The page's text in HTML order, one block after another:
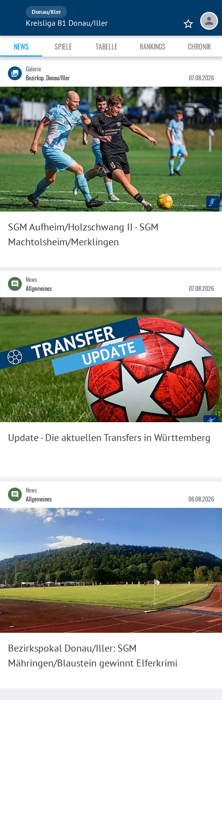
Donau/Iller
Kreisliga B1 Donau/Iller
NEWS SPIELE TABELLE RANKINGS CHRONIK
Galerie
Bezirksp. Donau/Iller
07.08.2026
SGM Aufheim/Holzschwang II - SGM
Machtolsheim/Merklingen
News
Allgemeines
07.08.2026
Update - Die aktuellen Transfers in Württemberg
News
Allgemeines
06.08.2026
Bezirkspokal Donau/Iller: SGM
Mähringen/Blaustein gewinnt Elferkrimi